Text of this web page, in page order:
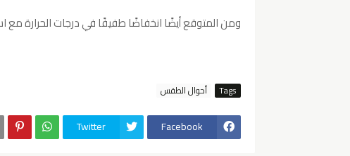
ومن المتوقع أيضًا انخفاضًا طفيفًا في درجات الحرارة مع
Tags أحوال الطقس
Facebook
Twitter